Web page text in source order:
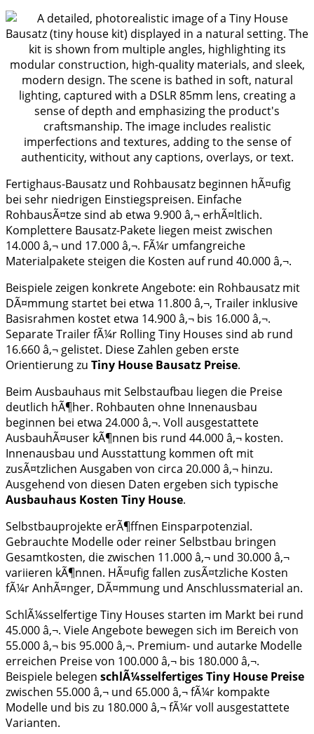
Fertighaus-Bausatz und Rohbausatz beginnen hÃ¤ufig
bei sehr niedrigen Einstiegspreisen. Einfache
RohbausÃ¤tze sind ab etwa 9.900 â‚¬ erhÃ¤ltlich.
Komplettere Bausatz-Pakete liegen meist zwischen
14.000 â‚¬ und 17.000 â‚¬. FÃ¼r umfangreiche
Materialpakete steigen die Kosten auf rund 40.000 â‚¬.
Beispiele zeigen konkrete Angebote: ein Rohbausatz mit
DÃ¤mmung startet bei etwa 11.800 â‚¬, Trailer inklusive
Basisrahmen kostet etwa 14.900 â‚¬ bis 16.000 â‚¬.
Separate Trailer fÃ¼r Rolling Tiny Houses sind ab rund
16.660 â‚¬ gelistet. Diese Zahlen geben erste
Orientierung zu Tiny House Bausatz Preise.
Beim Ausbauhaus mit Selbstaufbau liegen die Preise
deutlich hÃ¶her. Rohbauten ohne Innenausbau
beginnen bei etwa 24.000 â‚¬. Voll ausgestattete
AusbauhÃ¤user kÃ¶nnen bis rund 44.000 â‚¬ kosten.
Innenausbau und Ausstattung kommen oft mit
zusÃ¤tzlichen Ausgaben von circa 20.000 â‚¬ hinzu.
Ausgehend von diesen Daten ergeben sich typische
Ausbauhaus Kosten Tiny House.
Selbstbauprojekte erÃ¶ffnen Einsparpotenzial.
Gebrauchte Modelle oder reiner Selbstbau bringen
Gesamtkosten, die zwischen 11.000 â‚¬ und 30.000 â‚¬
variieren kÃ¶nnen. HÃ¤ufig fallen zusÃ¤tzliche Kosten
fÃ¼r AnhÃ¤nger, DÃ¤mmung und Anschlussmaterial an.
SchlÃ¼sselfertige Tiny Houses starten im Markt bei rund
45.000 â‚¬. Viele Angebote bewegen sich im Bereich von
55.000 â‚¬ bis 95.000 â‚¬. Premium- und autarke Modelle
erreichen Preise von 100.000 â‚¬ bis 180.000 â‚¬.
Beispiele belegen schlÃ¼sselfertiges Tiny House Preise
zwischen 55.000 â‚¬ und 65.000 â‚¬ fÃ¼r kompakte
Modelle und bis zu 180.000 â‚¬ fÃ¼r voll ausgestattete
Varianten.